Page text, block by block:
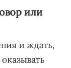
или
и ждать,